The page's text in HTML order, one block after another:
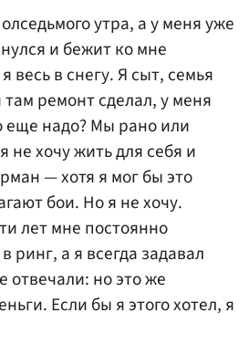
утра, а у меня уже
и бежит ко мне
весь в снегу. Я сыт, семья
ремонт сделал, у меня
еще надо? Мы рано или
не хочу жить для себя и
— хотя я мог бы это
бои. Но я не хочу.
лет мне постоянно
ринг, а я всегда задавал
отвечали: но это же
Если бы я этого хотел, я